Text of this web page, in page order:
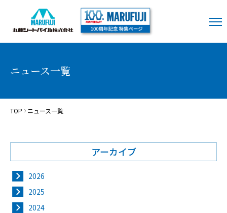
ニュース一覧
TOP ニュース一覧
アーカイブ
2026
2025
2024